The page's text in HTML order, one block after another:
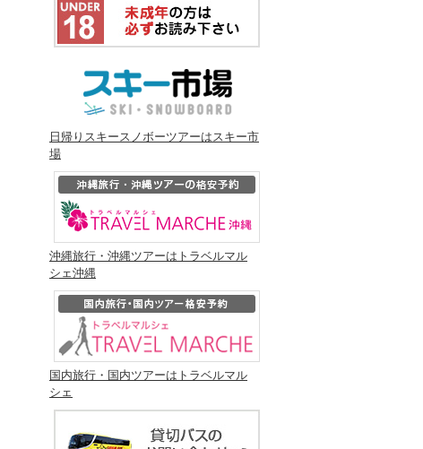
日帰りスキースノボーツアーはスキー市
場
沖縄旅行・沖縄ツアーはトラベルマル
シェ沖縄
国内旅行・国内ツアーはトラベルマル
シェ